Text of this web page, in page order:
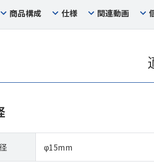
商品構成 仕様 関連動画
φ15mm